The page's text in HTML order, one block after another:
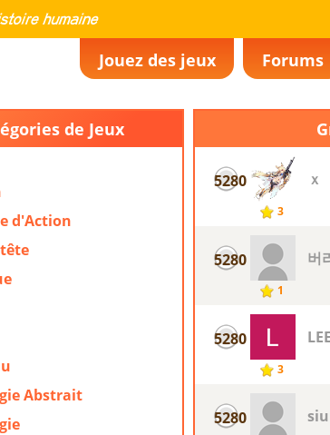
Jouez des jeux Forums
de Jeux
d'Action
Abstrait
5280
3
ｘ
5280
1
버
5280
3
5280